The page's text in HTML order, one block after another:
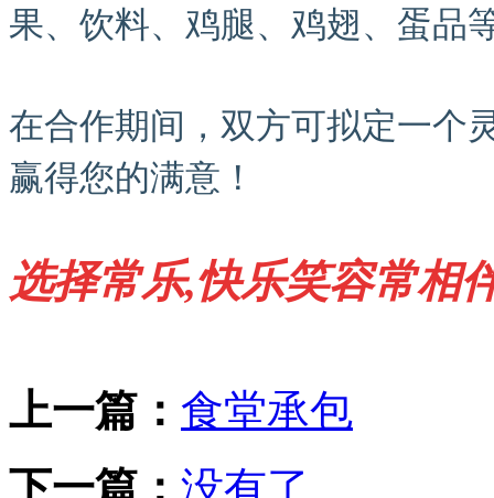
果、饮料、鸡腿、鸡翅、蛋品
在合作期间，双方可拟定一个
赢得您的满意！
选择常乐,快乐笑容常相
上一篇： 食堂承包
下一篇： 没有了